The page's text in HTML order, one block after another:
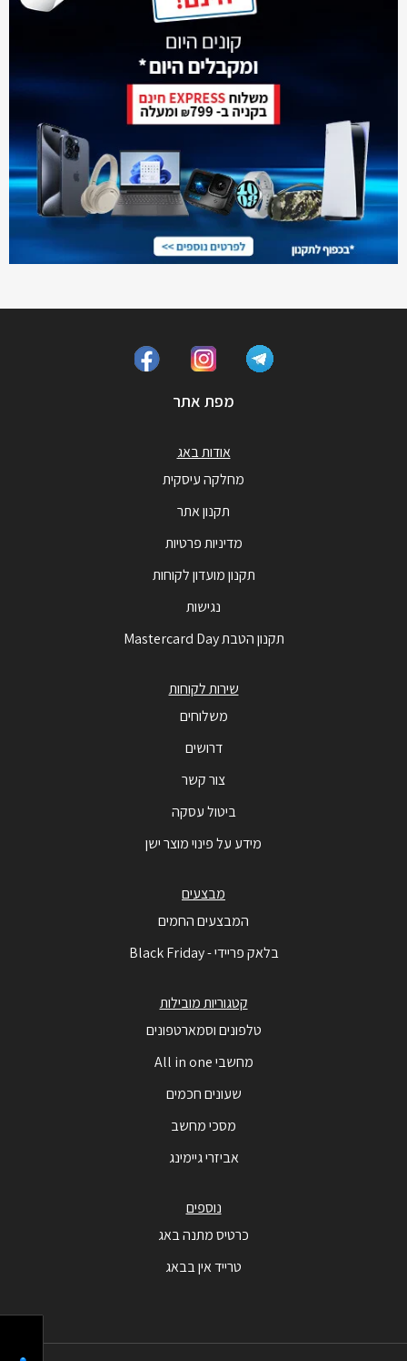
מפת אתר
אודות באג
מחלקה עיסקית
תקנון אתר
מדיניות פרטיות
תקנון מועדון לקוחות
נגישות
תקנון הטבת Mastercard Day
שירות לקוחות
משלוחים
דרושים
צור קשר
ביטול עסקה
מידע על פינוי מוצר ישן
מבצעים
המבצעים החמים
בלאק פריידי - Black Friday
קטגוריות מובילות
טלפונים וסמארטפונים
מחשבי All in one
שעונים חכמים
מסכי מחשב
אביזרי גיימינג
נוספים
כרטיס מתנה באג
טרייד אין בבאג